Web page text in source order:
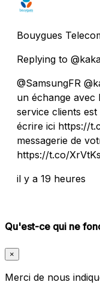
Bouygues
Replying to
@SamsungFR
un échange avec
service clients
écrire ici https://
messagerie de
https://t.co/
il y a 19 heures
Qu'est-ce qui ne
×
Merci de nous